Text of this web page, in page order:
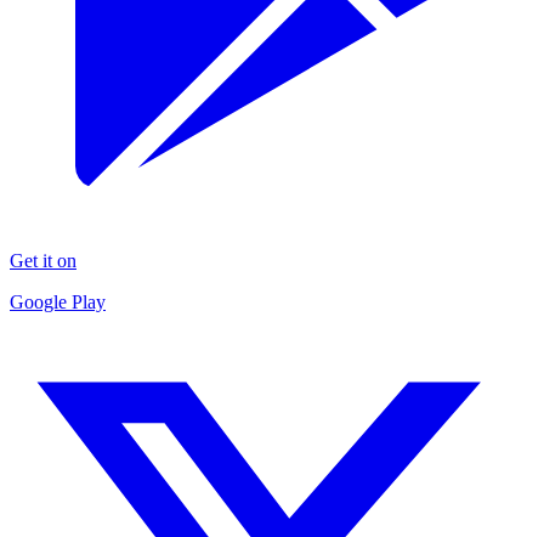
Get it on
Google Play